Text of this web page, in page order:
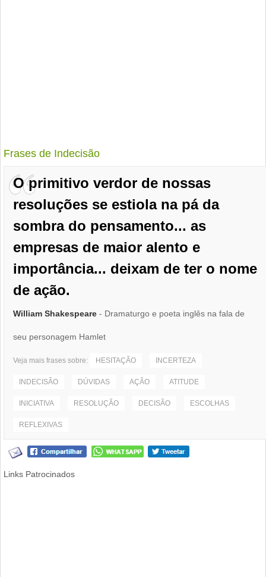
Frases de Indecisão
O primitivo verdor de nossas
resoluções se estiola na pá da
sombra do pensamento... as
empresas de maior alento e
importância... deixam de ter o nome
de ação.
William Shakespeare - Dramaturgo e poeta inglês na fala de
seu personagem Hamlet
Veja mais frases sobre: HESITAÇÃO INCERTEZA
INDECISÃO DÚVIDAS AÇÃO ATITUDE
INICIATIVA RESOLUÇÃO DECISÃO ESCOLHAS
REFLEXIVAS
Links Patrocinados